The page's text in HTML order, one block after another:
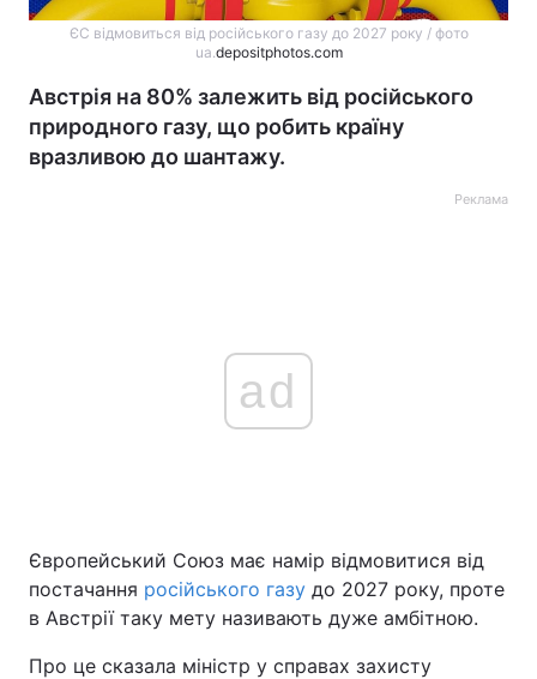
ЄС відмовиться від російського газу до 2027 року / фото
ua.depositphotos.com
Австрія на 80% залежить від російського
природного газу, що робить країну
вразливою до шантажу.
Реклама
ad
Європейський Союз має намір відмовитися від
постачання російського газу до 2027 року, проте
в Австрії таку мету називають дуже амбітною.
Про це сказала міністр у справах захисту